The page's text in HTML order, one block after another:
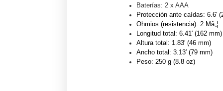
Baterías: 2 x AAA
Protección ante caídas: 6.6′
Ohmios (resistencia): 2 Mâ„¦
Longitud total: 6.41′ (162 mm)
Alturatotal: 1.83′ (46 mm)
Anchototal: 3.13′ (79 mm)
Peso: 250 g (8.8 oz)